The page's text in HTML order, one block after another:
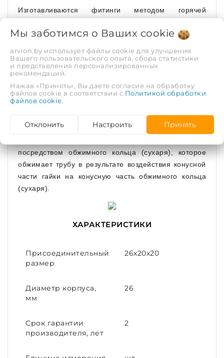
Изготавливаются фитинги методом горячей
В проточках штуцера установлены два
уплотнительных кольца из EPDM. Торец трубы
контактирует с изоляционной прокладкой из PTFE
(тефлон), которая предотвращает появление
латунью.
посредством обжимного кольца (сухаря), которое
обжимает трубу в результате воздействия конусной
части гайки на конусную часть обжимного кольца
(сухаря).
ХАРАКТЕРИСТИКИ
Присоединительный
размер
26х20х20
Диаметр корпуса,
мм
26
Срок гарантии
производителя, лет
2
Мы заботимся о Ваших cookie
arvion.by использует файлы cookie для улучшения
Вашего пользовательского опыта, сбора статистики
и представления персонализированных
рекомендаций.
Нажав «Принять», Вы даете согласие на обработку
файлов cookie в соответствии с Политикой обработки
файлов cookie
Отклонить Настроить Принять